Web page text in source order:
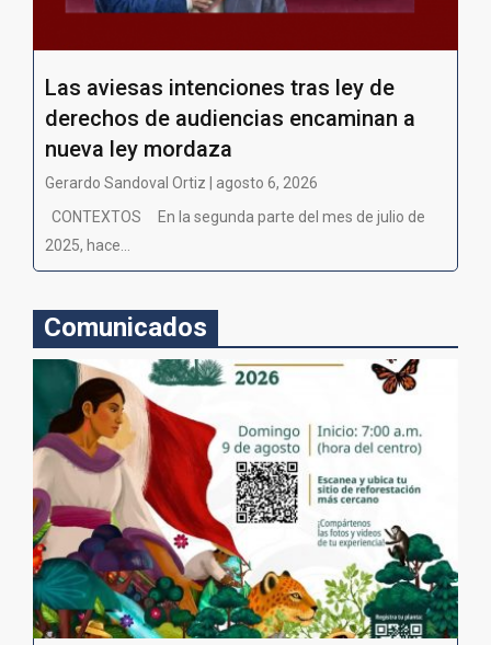
Las aviesas intenciones tras ley de
derechos de audiencias encaminan a
nueva ley mordaza
Gerardo Sandoval Ortiz | agosto 6, 2026
CONTEXTOS En la segunda parte del mes de julio de
2025, hace...
Comunicados